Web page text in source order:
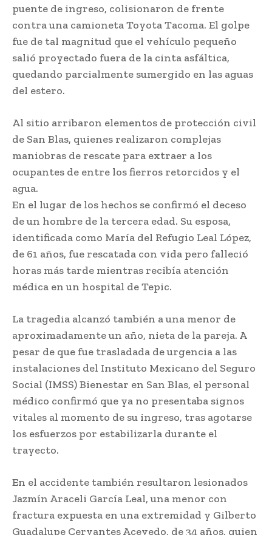
puente de ingreso, colisionaron de frente
contra una camioneta Toyota Tacoma. El golpe
fue de tal magnitud que el vehículo pequeño
salió proyectado fuera de la cinta asfáltica,
quedando parcialmente sumergido en las aguas
del estero.
Al sitio arribaron elementos de protección civil
de San Blas, quienes realizaron complejas
maniobras de rescate para extraer a los
ocupantes de entre los fierros retorcidos y el
agua.
En el lugar de los hechos se confirmó el deceso
de un hombre de la tercera edad. Su esposa,
identificada como María del Refugio Leal López,
de 61 años, fue rescatada con vida pero falleció
horas más tarde mientras recibía atención
médica en un hospital de Tepic.
La tragedia alcanzó también a una menor de
aproximadamente un año, nieta de la pareja. A
pesar de que fue trasladada de urgencia a las
instalaciones del Instituto Mexicano del Seguro
Social (IMSS) Bienestar en San Blas, el personal
médico confirmó que ya no presentaba signos
vitales al momento de su ingreso, tras agotarse
los esfuerzos por estabilizarla durante el
trayecto.
En el accidente también resultaron lesionados
Jazmín Araceli García Leal, una menor con
fractura expuesta en una extremidad y Gilberto
Guadalupe Cervantes Acevedo, de 34 años, quien